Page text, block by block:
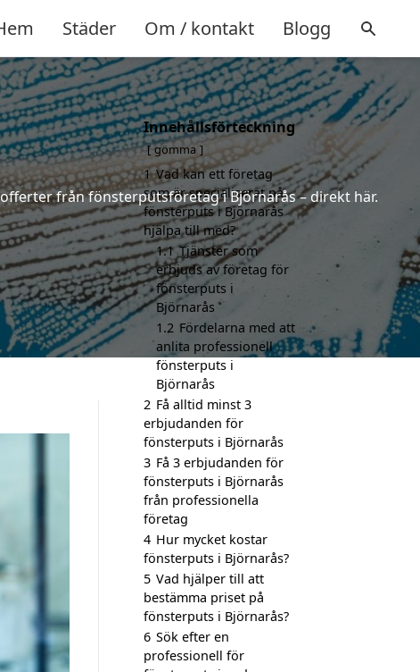
Städer Om / kontakt Blogg
från fönsterputsföretag i Björnarås – direkt här.
Innehållsförteckning
gömma
1 Vad kan ett företag
som är specialiserat på
fönsterputs i Björnarås
hjälpa till med?
1.1 Tjänster som
erbjuds av företag för
fönsterputs i
Björnarås
1.2 Fördelarna med att
anlita professionell
fönsterputs i
Björnarås
2 Få alltid minst 3
erbjudanden för
fönsterputs i Björnarås
3 Få 3 erbjudanden för
fönsterputs i Björnarås
från professionella
företag
4 Hur mycket kostar
fönsterputs i Björnarås?
5 Vad hjälper till att
bestämma priset på
fönsterputs i Björnarås?
6 Sök efter en
professionell för